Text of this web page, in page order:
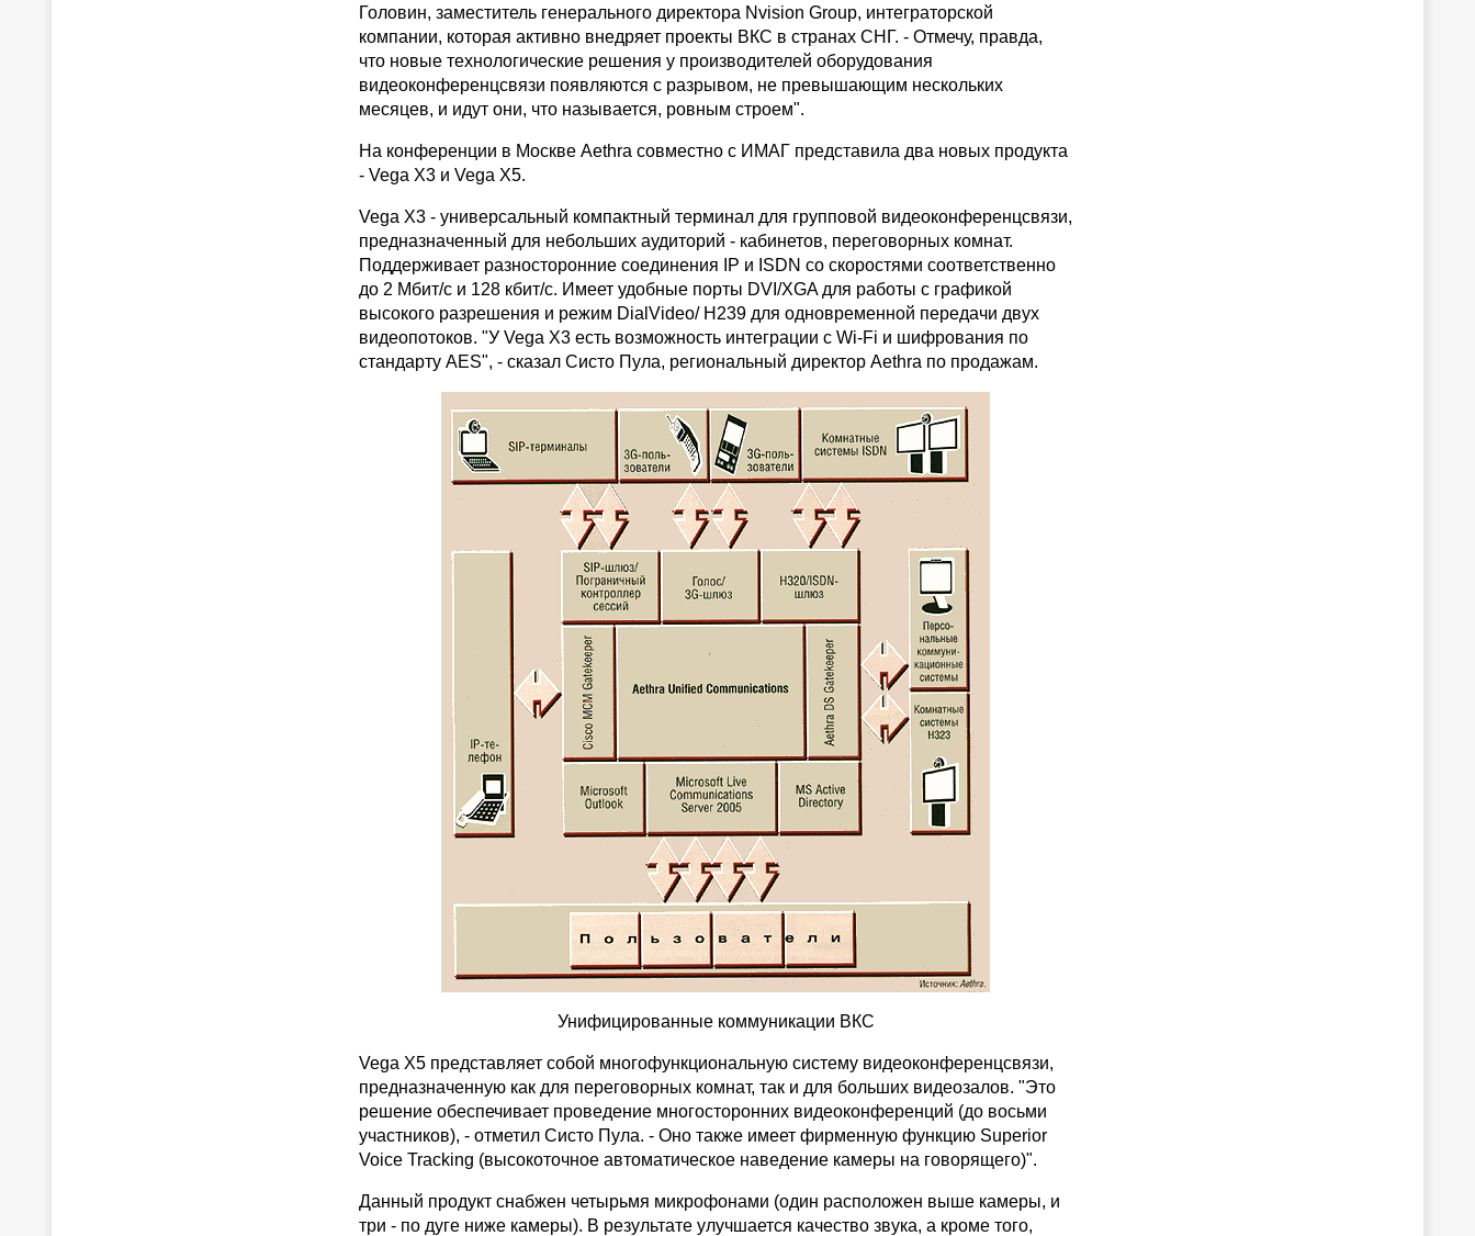
Головин, заместитель генерального директора Nvision Group, интеграторской
компании, которая активно внедряет проекты ВКС в странах СНГ. - Отмечу, правда,
что новые технологические решения у производителей оборудования
видеоконференцсвязи появляются с разрывом, не превышающим нескольких
месяцев, и идут они, что называется, ровным строем".
На конференции в Москве Aethra совместно с ИМАГ представила два новых продукта
- Vega X3 и Vega X5.
Vega X3 - универсальный компактный терминал для групповой видеоконференцсвязи,
предназначенный для небольших аудиторий - кабинетов, переговорных комнат.
Поддерживает разносторонние соединения IP и ISDN со скоростями соответственно
до 2 Мбит/с и 128 кбит/с. Имеет удобные порты DVI/XGA для работы с графикой
высокого разрешения и режим DialVideo/ H239 для одновременной передачи двух
видеопотоков. "У Vega X3 есть возможность интеграции с Wi-Fi и шифрования по
стандарту AES", - сказал Систо Пула, региональный директор Aethra по продажам.
Унифицированные коммуникации ВКС
Vega X5 представляет собой многофункциональную систему видеоконференцсвязи,
предназначенную как для переговорных комнат, так и для больших видеозалов. "Это
решение обеспечивает проведение многосторонних видеоконференций (до восьми
участников), - отметил Систо Пула. - Оно также имеет фирменную функцию Superior
Voice Tracking (высокоточное автоматическое наведение камеры на говорящего)".
Данный продукт снабжен четырьмя микрофонами (один расположен выше камеры, и
три - по дуге ниже камеры). В результате улучшается качество звука, а кроме того,